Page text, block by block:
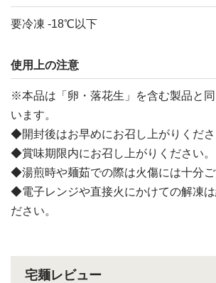
要冷凍 -18℃以下
使用上の注意
※本品は「卵・落花生」を含む製品と
います。
◆開封後はお早めにお召し上がりくださ
◆賞味期限内にお召し上がりください。
◆湯煎時や麺茹での際は火傷には十分ご
◆電子レンジや直接火にかけての解凍は
ださい。
宅麺レビュー